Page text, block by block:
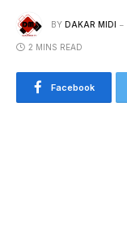
BY DAKAR MIDI
2 MINS READ
Facebook